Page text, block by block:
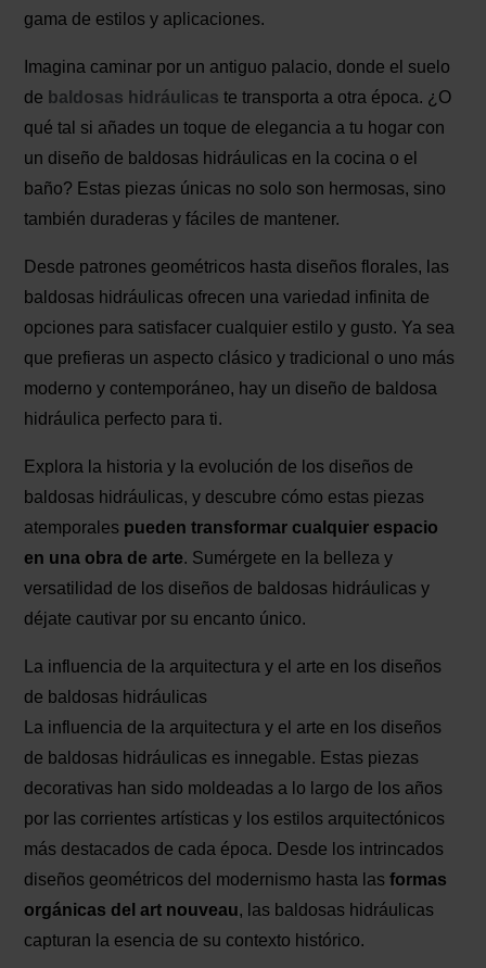
gama de estilos y aplicaciones.
Imagina caminar por un antiguo palacio, donde el suelo
de baldosas hidráulicas te transporta a otra época. ¿O
qué tal si añades un toque de elegancia a tu hogar con
un diseño de baldosas hidráulicas en la cocina o el
baño? Estas piezas únicas no solo son hermosas, sino
también duraderas y fáciles de mantener.
Desde patrones geométricos hasta diseños florales, las
baldosas hidráulicas ofrecen una variedad infinita de
opciones para satisfacer cualquier estilo y gusto. Ya sea
que prefieras un aspecto clásico y tradicional o uno más
moderno y contemporáneo, hay un diseño de baldosa
hidráulica perfecto para ti.
Explora la historia y la evolución de los diseños de
baldosas hidráulicas, y descubre cómo estas piezas
atemporales pueden transformar cualquier espacio
en una obra de arte. Sumérgete en la belleza y
versatilidad de los diseños de baldosas hidráulicas y
déjate cautivar por su encanto único.
La influencia de la arquitectura y el arte en los diseños
de baldosas hidráulicas
La influencia de la arquitectura y el arte en los diseños
de baldosas hidráulicas es innegable. Estas piezas
decorativas han sido moldeadas a lo largo de los años
por las corrientes artísticas y los estilos arquitectónicos
más destacados de cada época. Desde los intrincados
diseños geométricos del modernismo hasta lasformas
orgánicas del art nouveau, las baldosas hidráulicas
capturan la esencia de su contexto histórico.